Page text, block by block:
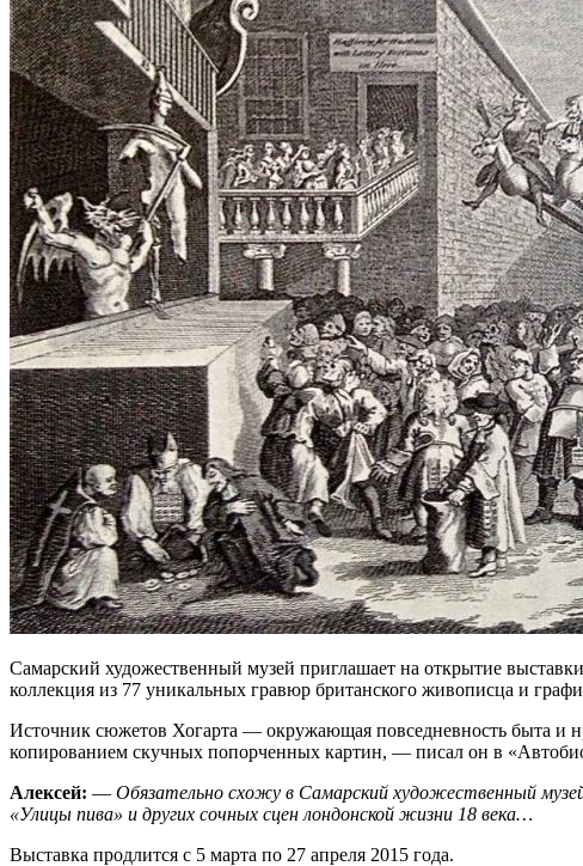
Самарский художественный музей приглашает на открытие
коллекция из 77 уникальных гравюр британского живописца и
Источник сюжетов Хогарта — окружающая повседневность быта и
копированием скучных попорченных картин, — писал он в
Алексей: — Обязательно схожу в Самарский художественный
«Улицы пива» и других сочных сцен лондонской жизни 18 века…
Выставка продлится с 5 марта по 27 апреля 2015 года.